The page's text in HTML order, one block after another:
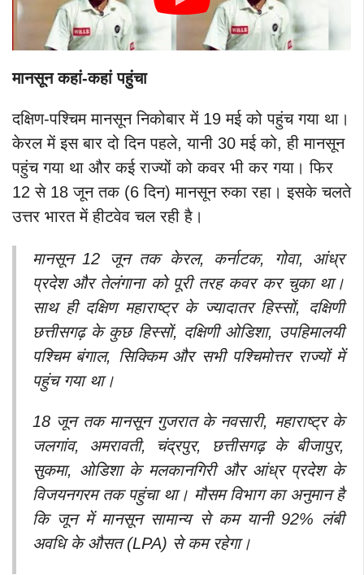
मानसून कहां-कहां पहुंचा
दक्षिण-पश्चिम मानसून निकोबार में 19 मई को पहुंच गया था।
केरल में इस बार दो दिन पहले, यानी 30 मई को, ही मानसून
पहुंच गया था और कई राज्यों को कवर भी कर गया। फिर
12 से 18 जून तक (6 दिन) मानसून रुका रहा। इसके चलते
उत्तर भारत में हीटवेव चल रही है।
मानसून 12 जून तक केरल, कर्नाटक, गोवा, आंध्र
प्रदेश और तेलंगाना को पूरी तरह कवर कर चुका था।
साथ ही दक्षिण महाराष्ट्र के ज्यादातर हिस्सों, दक्षिणी
छत्तीसगढ़ के कुछ हिस्सों, दक्षिणी ओडिशा, उपहिमालयी
पश्चिम बंगाल, सिक्किम और सभी पश्चिमोत्तर राज्यों में
पहुंच गया था।
18 जून तक मानसून गुजरात के नवसारी, महाराष्ट्र के
जलगांव, अमरावती, चंद्रपुर, छत्तीसगढ़ के बीजापुर,
सुकमा, ओडिशा के मलकानगिरी और आंध्र प्रदेश के
विजयनगरम तक पहुंचा था। मौसम विभाग का अनुमान है
कि जून में मानसून सामान्य से कम यानी 92% लंबी
अवधि के औसत (LPA) से कम रहेगा।